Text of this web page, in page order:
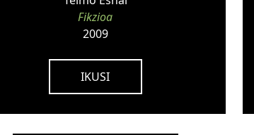
Fikzioa
2009
IKUSI